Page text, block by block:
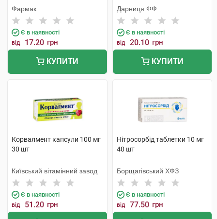
Фармак
Є в наявності
від 17.20 грн
КУПИТИ
Дарниця ФФ
Є в наявності
від 20.10 грн
КУПИТИ
Корвалмент капсули 100 мг
30 шт
Київський вітамінний завод
Є в наявності
від 51.20 грн
Нітросорбід таблетки 10 мг
40 шт
Борщагівський ХФЗ
Є в наявності
від 77.50 грн